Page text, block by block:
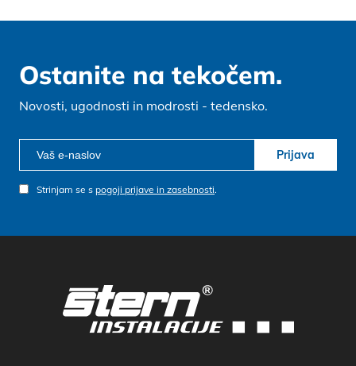
Ostanite na tekočem.
Novosti, ugodnosti in modrosti - tedensko.
Prijava
Strinjam se s pogoji prijave in zasebnosti.